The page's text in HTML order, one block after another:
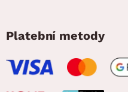
Platební metody